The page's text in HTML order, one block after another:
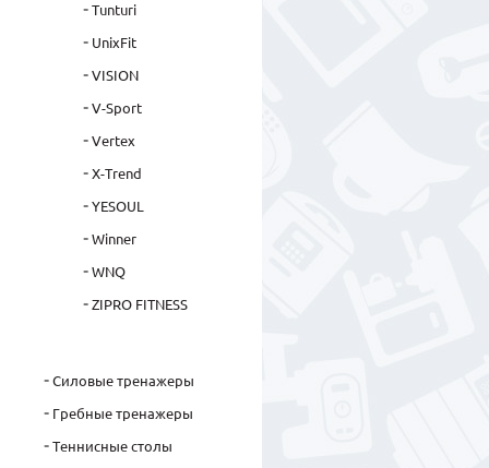
Tunturi
UnixFit
VISION
V-Sport
Vertex
X-Trend
YESOUL
Winner
WNQ
ZIPRO FITNESS
Силовые тренажеры
Гребные тренажеры
Теннисные столы